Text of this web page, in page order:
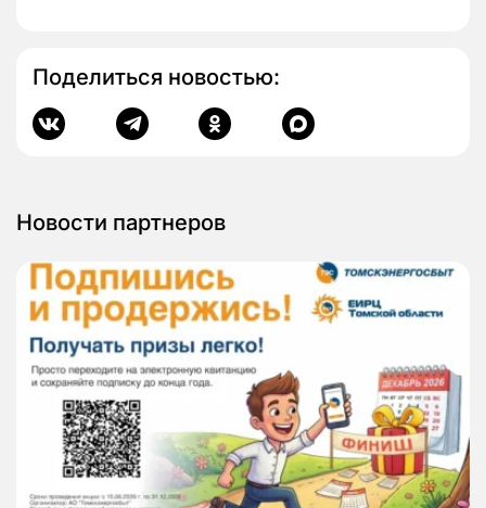
Поделиться новостью:
Новости партнеров